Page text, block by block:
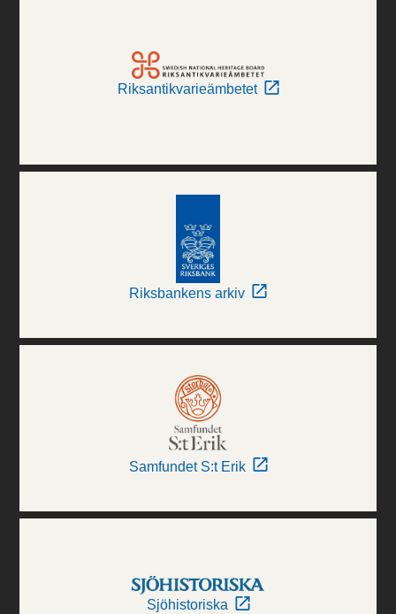
Riksantikvarieämbetet
Riksbankens arkiv
Samfundet S:t Erik
Sjöhistoriska